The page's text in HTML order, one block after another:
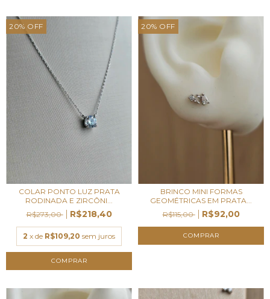
20% OFF
COLAR PONTO LUZ PRATA
RODINADA E ZIRCÔNI...
R$273,00
R$218,40
2 x de R$109,20 sem juros
20% OFF
BRINCO MINI FORMAS
GEOMÉTRICAS EM PRATA...
R$115,00
R$92,00